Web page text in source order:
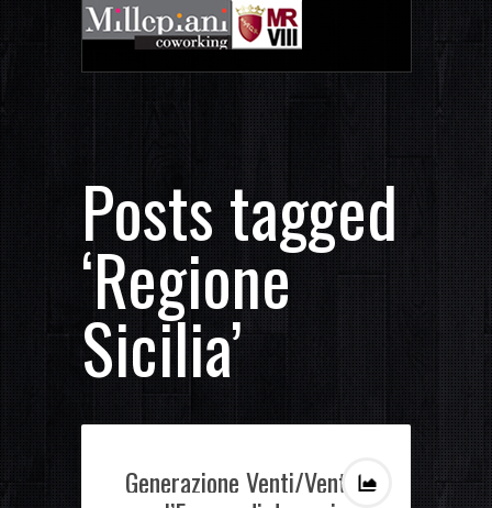
Posts tagged
‘Regione
Sicilia’
Generazione Venti/Venti